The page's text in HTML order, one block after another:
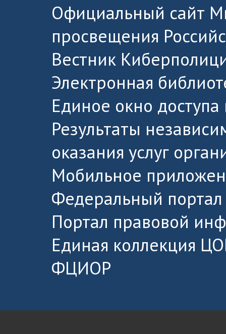
Официальный сайт
просвещения
Вестник
Электронная
Единое окно
Результаты
оказания услуг
Мобильное
Федеральный портал
Портал правовой
Единая коллекция
ФЦИОР